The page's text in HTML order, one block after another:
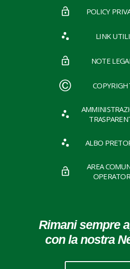
POLICY
LINK UTILI
NOTE
ALBO
AREA
Rimani sempre
con la nostra